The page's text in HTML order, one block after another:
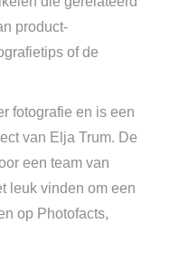
product-
of de
fotografie en is een
van Elja Trum. De
een team van
leuk vinden om een
op Photofacts,